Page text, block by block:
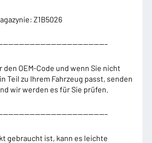
Z1B5026
den OEM-Code und wenn Sie nicht
Teil zu Ihrem Fahrzeug passt, senden
wir werden es für Sie prüfen.
gebraucht ist, kann es leichte